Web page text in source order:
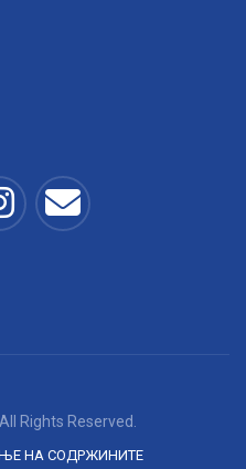
Rights Reserved.
НА СОДРЖИНИТЕ